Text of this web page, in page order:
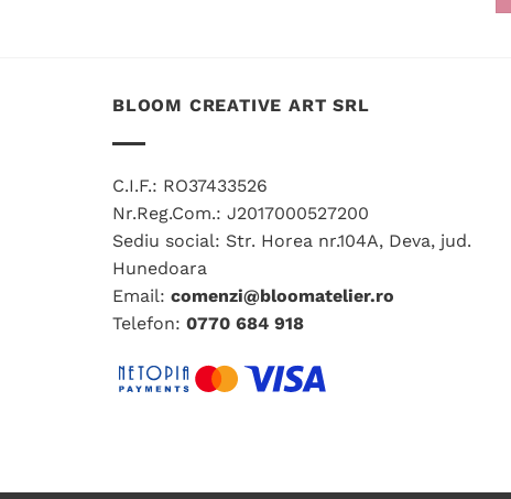
multe
pot
fi
alese
BLOOM CREATIVE ART SRL
C.I.F.: RO37433526
Nr.Reg.Com.: J2017000527200
Sediu social: Str. Horea nr.104A, Deva, jud.
Hunedoara
Email: comenzi@bloomatelier.ro
Telefon: 0770 684 918